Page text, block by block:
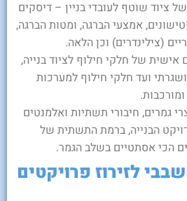
ציוד שוטף לעובדי בניין – דיסקים
אמצעי הברגה, ומטות הברגה,
(צילינדרים) וכן הלאה.
אישית של חלקי חילוף לציוד בנייה,
ועד חלקי חילוף למערכות
גמרים, חיבורי תשתיות ואלמנטים
הבנייה, ברמת התשתית של
הכי אסתטיים בשלב הגמר.
לזירוז פרויקטים